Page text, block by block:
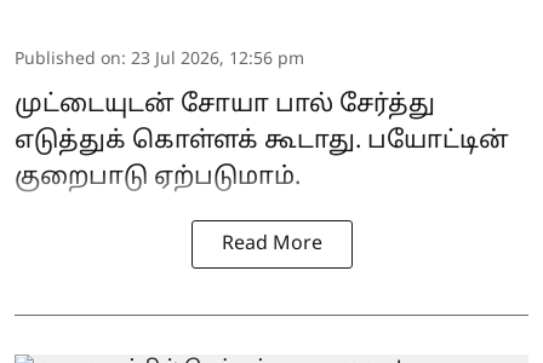
Published on: 23 Jul 2026, 12:56 pm
முட்டையுடன் சோயா பால் சேர்த்து
எடுத்துக் கொள்ளக் கூடாது. பயோட்டின்
குறைபாடு ஏற்படுமாம்.
Read More